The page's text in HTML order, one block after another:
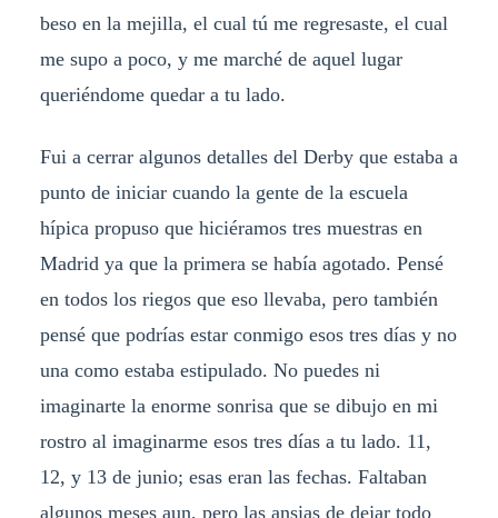
beso en la mejilla, el cual tú me regresaste, el cual
me supo a poco, y me marché de aquel lugar
queriéndome quedar a tu lado.
Fui a cerrar algunos detalles del Derby que estaba a
punto de iniciar cuando la gente de la escuela
hípica propuso que hiciéramos tres muestras en
Madrid ya que la primera se había agotado. Pensé
en todos los riegos que eso llevaba, pero también
pensé que podrías estar conmigo esos tres días y no
una como estaba estipulado. No puedes ni
imaginarte la enorme sonrisa que se dibujo en mi
rostro al imaginarme esos tres días a tu lado. 11,
12, y 13 de junio; esas eran las fechas. Faltaban
algunos meses aun, pero las ansias de dejar todo